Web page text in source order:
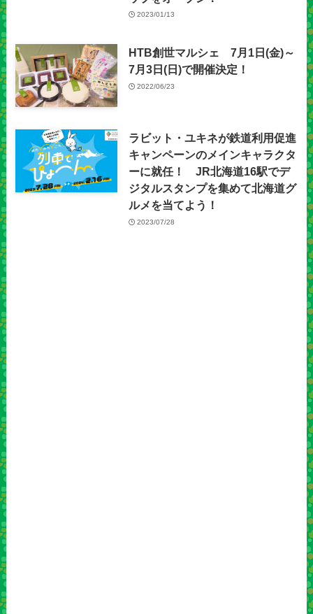
2023/01/13
HTB創世マルシェ 7月1日(金)～
7月3日(日)で開催決定！
2022/06/23
ラビット・ユキネが鉄道利用促進
キャンペーンのメインキャラクタ
ーに就任！ JR北海道16駅でデ
ジタルスタンプを集めて北海道グ
ルメを当てよう！
2023/07/28